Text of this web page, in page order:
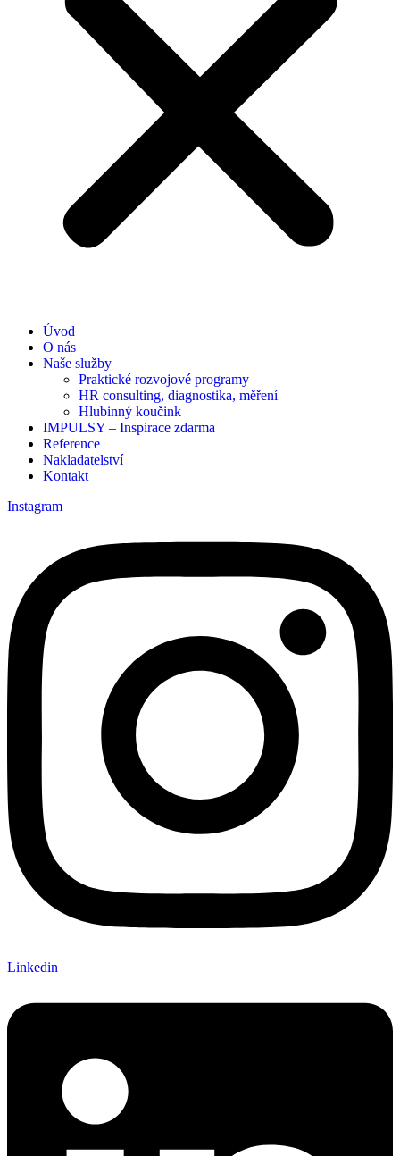
Úvod
O nás
Naše služby
Praktické rozvojové programy
HR consulting, diagnostika, měření
Hlubinný koučink
IMPULSY – Inspirace zdarma
Reference
Nakladatelství
Kontakt
Instagram
Linkedin